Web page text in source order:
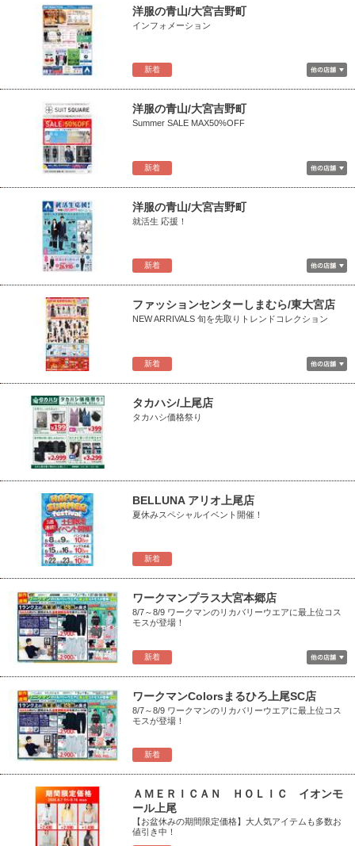
新着
洋服の青山/大宮吉野町
インフォメーション
新着
洋服の青山/大宮吉野町
Summer SALE MAX50%OFF
新着
洋服の青山/大宮吉野町
就活生 応援！
新着
ファッションセンターしまむら/東大宮店
NEW ARRIVALS 旬を先取りトレンドコレクション
タカハシ/上尾店
タカハシ価格祭り
新着
BELLUNA アリオ上尾店
夏休みスペシャルイベント開催！
新着
ワークマンプラス大宮本郷店
8/7～8/9 ワークマンのリカバリーウエアに最上位コス
モスが登場！
新着
ワークマンColorsまるひろ上尾SC店
8/7～8/9 ワークマンのリカバリーウエアに最上位コス
モスが登場！
ＡＭＥＲＩＣＡＮ ＨＯＬＩＣ イオンモ
ール上尾
【お盆休みの期間限定価格】大人気アイテムも多数お
値引き中！